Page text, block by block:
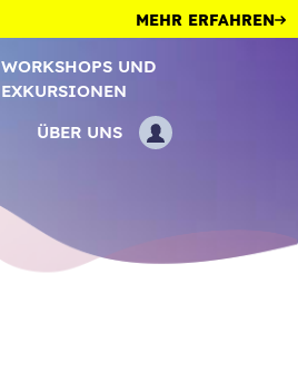
MEHR ERFAHREN
WORKSHOPS UND
EXKURSIONEN
ÜBER UNS